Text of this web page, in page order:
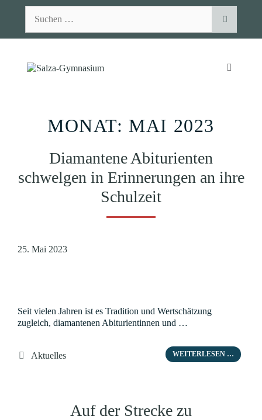
nach:
MONAT: MAI 2023
Diamantene Abiturienten
schwelgen in Erinnerungen an ihre
Schulzeit
25. Mai 2023
Seit vielen Jahren ist es Tradition und Wertschätzung
zugleich, diamantenen Abiturientinnen und …
WEITERLESEN …
Kategorien
Aktuelles
Auf der Strecke zu